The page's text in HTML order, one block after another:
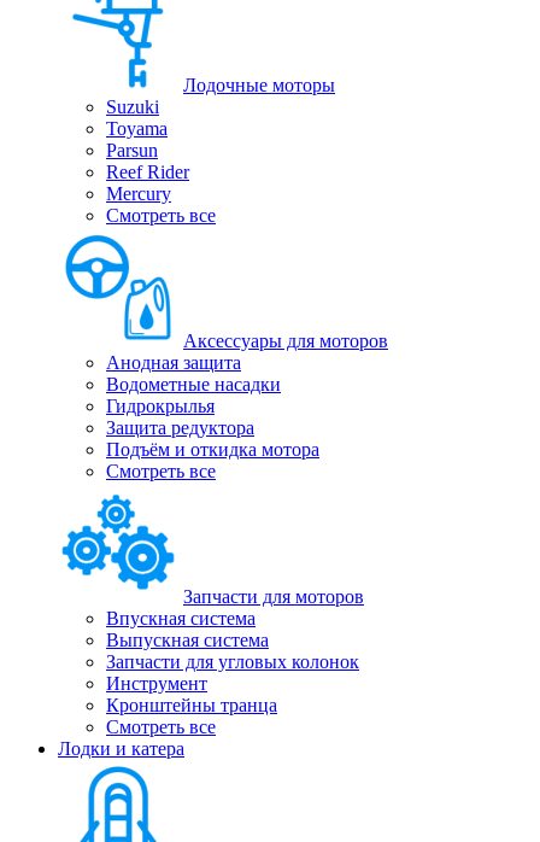
Лодочные моторы
Suzuki
Toyama
Parsun
Reef Rider
Mercury
Смотреть все
Аксессуары для моторов
Анодная защита
Водометные насадки
Гидрокрылья
Защита редуктора
Подъём и откидка мотора
Смотреть все
Запчасти для моторов
Впускная система
Выпускная система
Запчасти для угловых колонок
Инструмент
Кронштейны транца
Смотреть все
Лодки и катера